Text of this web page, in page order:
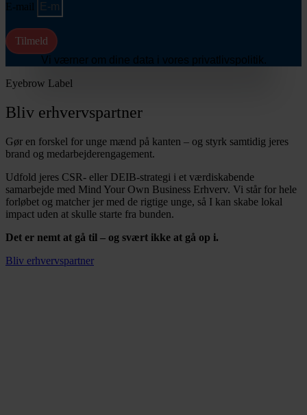
E-mail
Tilmeld
Vi værner om dine data i vores privatlivspolitik.
Eyebrow Label
Bliv erhvervspartner
Gør en forskel for unge mænd på kanten – og styrk samtidig jeres
brand og medarbejderengagement.
Udfold jeres CSR- eller DEIB-strategi i et værdiskabende
samarbejde med Mind Your Own Business Erhverv. Vi står for hele
forløbet og matcher jer med de rigtige unge, så I kan skabe lokal
impact uden at skulle starte fra bunden.
Det er nemt at gå til – og svært ikke at gå op i.
Bliv erhvervspartner